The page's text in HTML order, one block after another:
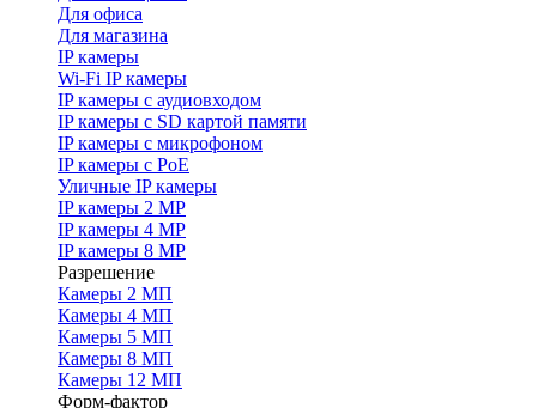
Для офиса
Для магазина
IP камеры
Wi-Fi IP камеры
IP камеры с аудиовходом
IP камеры с SD картой памяти
IP камеры с микрофоном
IP камеры с PoE
Уличные IP камеры
IP камеры 2 MP
IP камеры 4 MP
IP камеры 8 MP
Разрешение
Камеры 2 МП
Камеры 4 МП
Камеры 5 МП
Камеры 8 МП
Камеры 12 МП
Форм-фактор